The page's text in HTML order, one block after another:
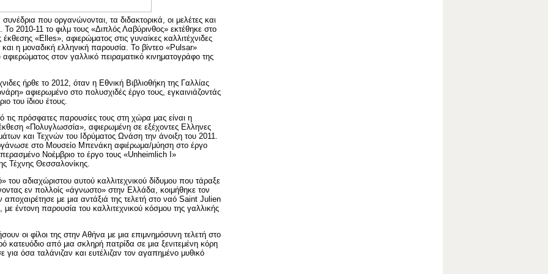
που οργανώνονται, τα διδακτορικά, οι μελέτες και
2010-11 το φιλμ τους «Διπλός Λαβύρινθος» εκτέθηκε στο
«Elles», αφιερώματος στις γυναίκες καλλιτέχνιδες
η μοναδική ελληνική παρουσία. Το βίντεο «Pulsar»
στον γαλλικό πειραματικό κινηματογράφο της
ήρθε το 2012, όταν η Εθνική Βιβλιοθήκη της Γαλλίας
αφιερωμένο στο πολυσχιδές έργο τους, εγκαινιάζοντάς
του ίδιου έτους.
πρόσφατες παρουσίες τους στη χώρα μας είναι η
«Πολυγλωσσία», αφιερωμένη σε εξέχοντες Ελληνες
και Τεχνών του Ιδρύματος Ωνάση την άνοιξη του 2011.
στο Μουσείο Μπενάκη αφιέρωμα/μύηση στο έργο
Νοέμβριο το έργο τους «Unheimlich Ι»
Τέχνης Θεσσαλονίκης.
αδιαχώριστου αυτού καλλιτεχνικού δίδυμου που τάραξε
εν πολλοίς «άγνωστο» στην Ελλάδα, κοιμήθηκε τον
αποχαιρέτησε με μια αντάξιά της τελετή στο ναό Saint Julien
έντονη παρουσία του καλλιτεχνικού κόσμου της γαλλικής
οι φίλοι της στην Αθήνα με μια επιμνημόσυνη τελετή στο
από μια σκληρή πατρίδα σε μια ξενιτεμένη κόρη
όσα ταλάνιζαν και ευτέλιζαν τον αγαπημένο μυθικό